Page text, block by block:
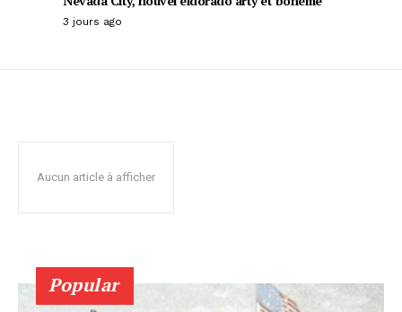
3 jours ago
Aucun article à afficher
Popular